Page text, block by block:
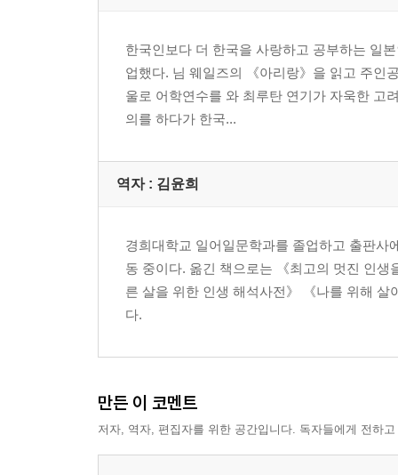
한국인보다 더 한국을 사랑하고 공부하는 일
업했다. 님 웨일즈의 《아리랑》을 읽고 주인
울로 어학연수를 와 최루탄 연기가 자욱한 고
의를 하다가 한국...
역자 : 김윤희
경희대학교 일어일문학과를 졸업하고 출판
동 중이다. 옮긴 책으로는 《최고의 멋진 인
른 살을 위한 인생 해석사전》 《나를 위해
다.
만든 이 코멘트
저자, 역자, 편집자를 위한 공간입니다. 독자들에게 전하